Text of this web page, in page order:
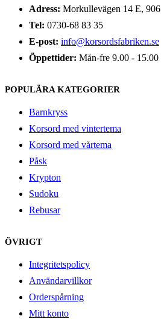
Adress: Morkullevägen 14 E,
Tel: 0730-68 83 35
E-post: info@korsordsfabriken.se
Öppettider: Mån-fre 9.00 -
POPULÄRA KATEGORIER
Barnkryss
Korsord med vintertema
Korsord med vårtema
Påsk
Krypton
Sudoku
Rebusar
ÖVRIGT
Integritetspolicy
Användarvillkor
Orderspårning
Mitt konto